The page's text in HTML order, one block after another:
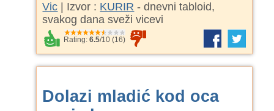
Vic | Izvor : KURIR - dnevni tabloid,
svakog dana sveži vicevi
Rating:6.5/10 (16)
Dolazi mladić kod oca